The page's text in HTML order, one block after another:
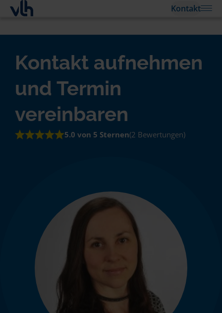
Kontakt
Kontakt aufnehmen
und Termin
vereinbaren
5.0 von 5 Sternen(2 Bewertungen)